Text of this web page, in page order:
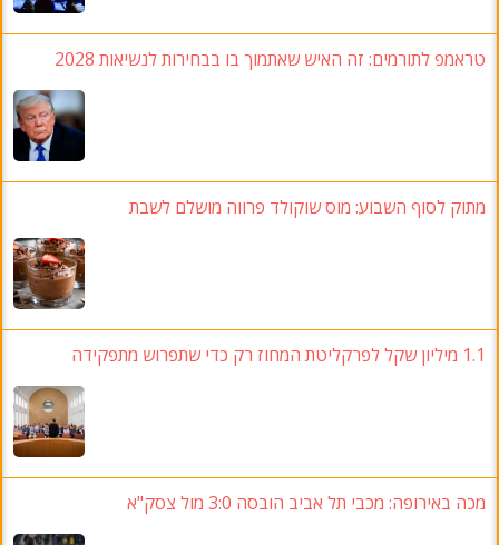
טראמפ לתורמים: זה האיש שאתמוך בו בבחירות לנשיאות 2028
מתוק לסוף השבוע: מוס שוקולד פרווה מושלם לשבת
1.1 מיליון שקל לפרקליטת המחוז רק כדי שתפרוש מתפקידה
מכה באירופה: מכבי תל אביב הובסה 3:0 מול צסק"א